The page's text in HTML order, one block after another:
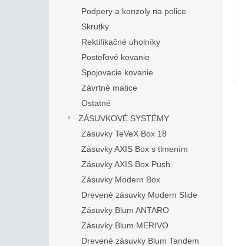
Podpery a konzoly na police
Skrutky
Rektifikačné uholníky
Posteľové kovanie
Spojovacie kovanie
Závrtné matice
Ostatné
ZÁSUVKOVÉ SYSTÉMY
Zásuvky TeVeX Box 18
Zásuvky AXIS Box s tlmením
Zásuvky AXIS Box Push
Zásuvky Modern Box
Drevené zásuvky Modern Slide
Zásuvky Blum ANTARO
Zásuvky Blum MERIVO
Drevené zásuvky Blum Tandem